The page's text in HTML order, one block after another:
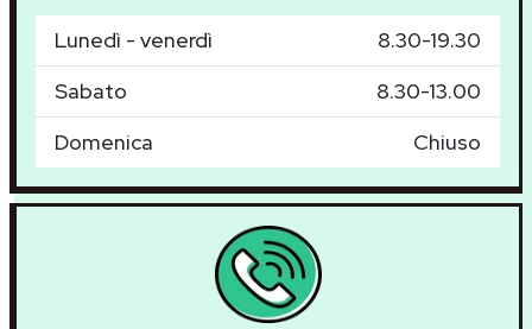
Lunedì - venerdì
8.30-19.30
Sabato
8.30-13.00
Domenica
Chiuso